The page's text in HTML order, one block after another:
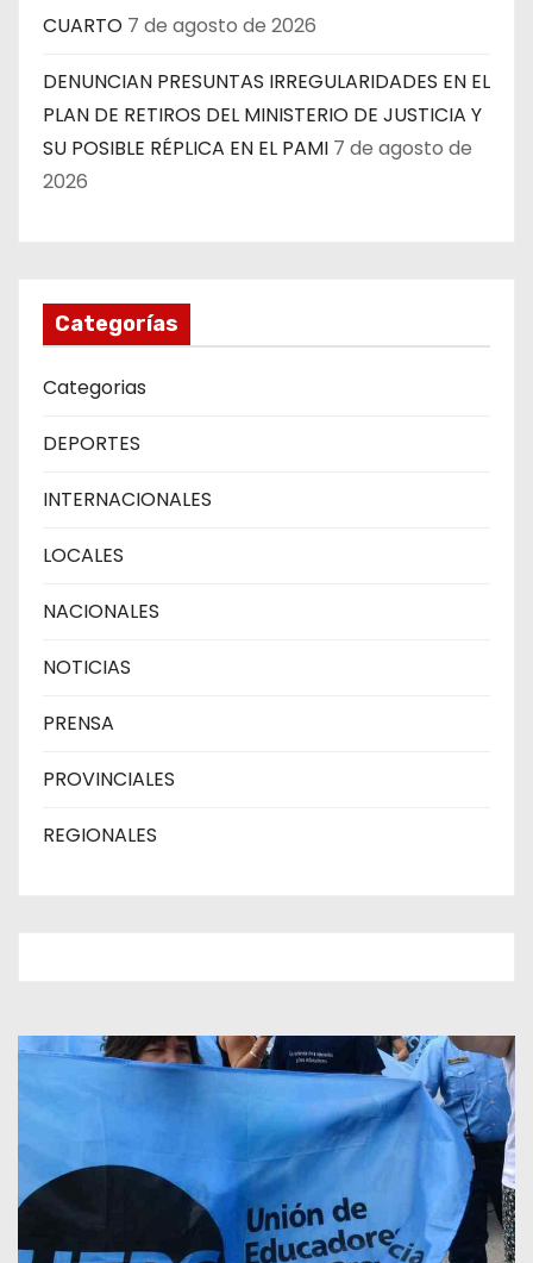
CUARTO 7 de agosto de 2026
DENUNCIAN PRESUNTAS IRREGULARIDADES EN EL
PLAN DE RETIROS DEL MINISTERIO DE JUSTICIA Y
SU POSIBLE RÉPLICA EN EL PAMI 7 de agosto de
2026
Categorías
Categorias
DEPORTES
INTERNACIONALES
LOCALES
NACIONALES
NOTICIAS
PRENSA
PROVINCIALES
REGIONALES